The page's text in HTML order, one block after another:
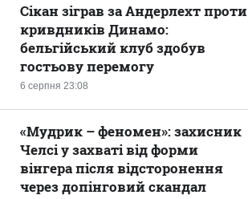
6 серпня 23:08
Сікан зіграв за Андерлехт проти
кривдників Динамо:
бельгійський клуб здобув
гостьову перемогу
«Мудрик – феномен»: захисник
Челсі у захваті від форми
вінгера після відсторонення
через допінговий скандал